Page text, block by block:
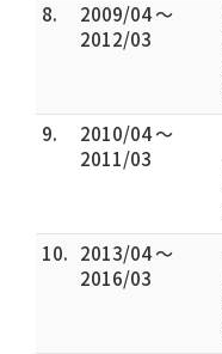
8.
2009/04 ～
2012/03
9.
2010/04 ～
2011/03
10. 2013/04 ～
2016/03